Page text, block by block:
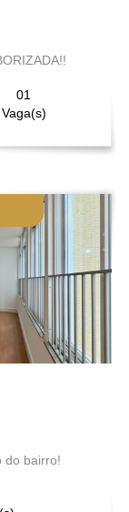
01
Vaga(s)
do bairro!